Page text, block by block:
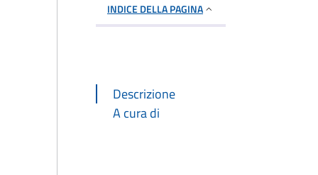
INDICE DELLA PAGINA
Descrizione
A cura di